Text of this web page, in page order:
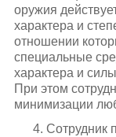
оружия
характера и
отношении
специальные
характера и
При этом
минимизации
4. Сотрудник